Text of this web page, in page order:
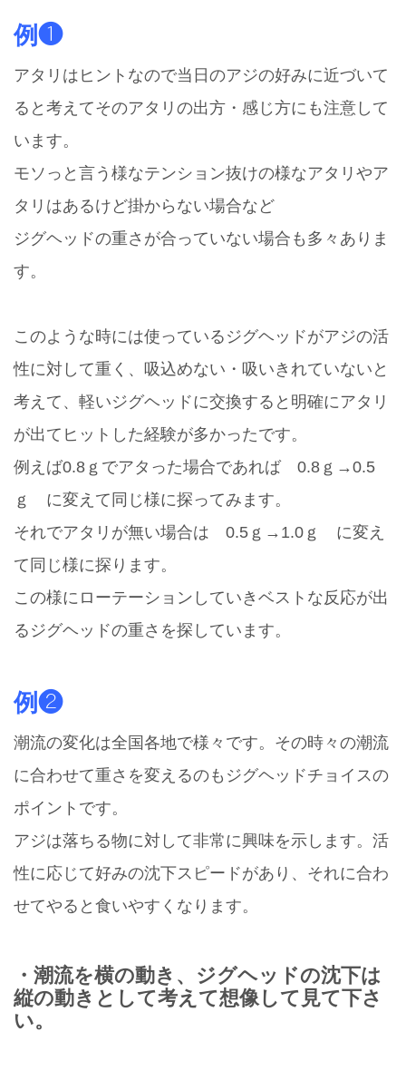
例❶
アタリはヒントなので当日のアジの好みに近づいて
ると考えてそのアタリの出方・感じ方にも注意して
います。
モソっと言う様なテンション抜けの様なアタリやア
タリはあるけど掛からない場合など
ジグヘッドの重さが合っていない場合も多々ありま
す。
このような時には使っているジグヘッドがアジの活
性に対して重く、吸込めない・吸いきれていないと
考えて、軽いジグヘッドに交換すると明確にアタリ
が出てヒットした経験が多かったです。
例えば0.8ｇでアタった場合であれば 0.8ｇ→0.5
ｇ に変えて同じ様に探ってみます。
それでアタリが無い場合は 0.5ｇ→1.0ｇ に変え
て同じ様に探ります。
この様にローテーションしていきベストな反応が出
るジグヘッドの重さを探しています。
例❷
潮流の変化は全国各地で様々です。その時々の潮流
に合わせて重さを変えるのもジグヘッドチョイスの
ポイントです。
アジは落ちる物に対して非常に興味を示します。活
性に応じて好みの沈下スピードがあり、それに合わ
せてやると食いやすくなります。
・潮流を横の動き、ジグヘッドの沈下は
縦の動きとして考えて想像して見て下さ
い。